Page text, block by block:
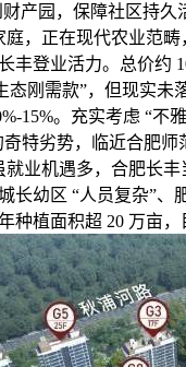
产园，保障社区持
庭，正在现代农业范
丰登业活力。总价约
态刚需款”，但现实
15%。充实考虑 “不
特劣势，临近合肥
业机遇多，合肥长丰
长幼区 “人员复杂”、
种植面积超 20 万亩，